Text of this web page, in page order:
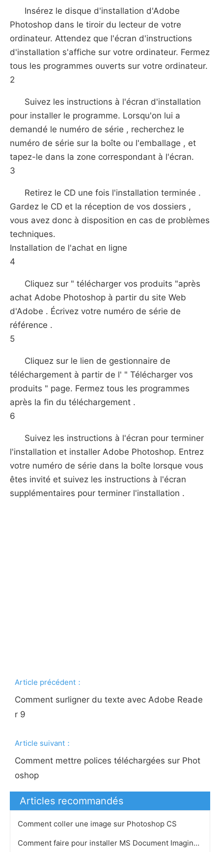
Insérez le disque d'installation d'Adobe
Photoshop dans le tiroir du lecteur de votre
ordinateur. Attendez que l'écran d'instructions
d'installation s'affiche sur votre ordinateur. Fermez
tous les programmes ouverts sur votre ordinateur.
2
Suivez les instructions à l'écran d'installation
pour installer le programme. Lorsqu'on lui a
demandé le numéro de série , recherchez le
numéro de série sur la boîte ou l'emballage , et
tapez-le dans la zone correspondant à l'écran.
3
Retirez le CD une fois l'installation terminée .
Gardez le CD et la réception de vos dossiers ,
vous avez donc à disposition en cas de problèmes
techniques.
Installation de l'achat en ligne
4
Cliquez sur " télécharger vos produits "après
achat Adobe Photoshop à partir du site Web
d'Adobe . Écrivez votre numéro de série de
référence .
5
Cliquez sur le lien de gestionnaire de
téléchargement à partir de l' " Télécharger vos
produits " page. Fermez tous les programmes
après la fin du téléchargement .
6
Suivez les instructions à l'écran pour terminer
l'installation et installer Adobe Photoshop. Entrez
votre numéro de série dans la boîte lorsque vous
êtes invité et suivez les instructions à l'écran
supplémentaires pour terminer l'installation .
Article précédent：
Comment surligner du texte avec Adobe Reade
r 9
Article suivant：
Comment mettre polices téléchargées sur Phot
oshop
Articles recommandés
Comment coller une image sur Photoshop CS
Comment faire pour installer MS Document Imaging Writer